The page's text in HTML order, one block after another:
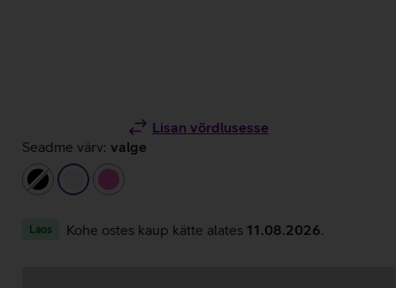
Lisan võrdlusesse
Seadme värv: valge
must
valge roosa
Laos Kohe ostes kaup kätte alates 11.08.2026